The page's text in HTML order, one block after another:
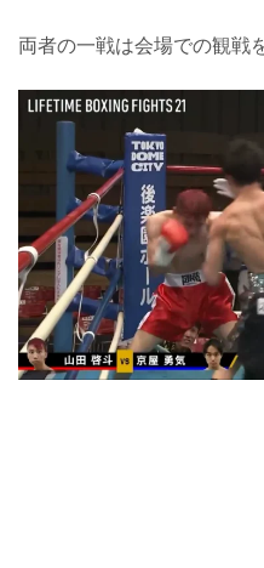
両者の一戦は会場での観戦